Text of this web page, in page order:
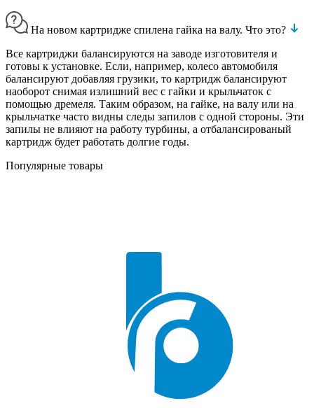
На новом картридже спилена гайка на валу. Что это?
Все картриджи балансируются на заводе изготовителя и
готовы к установке. Если, например, колесо автомобиля
балансируют добавляя грузики, то картридж балансируют
наоборот снимая излишний вес с гайки и крыльчаток с
помощью дремеля. Таким образом, на гайке, на валу или на
крыльчатке часто видны следы запилов с одной стороны. Эти
запилы не влияют на работу турбины, а отбалансированый
картридж будет работать долгие годы.
Популярные товары